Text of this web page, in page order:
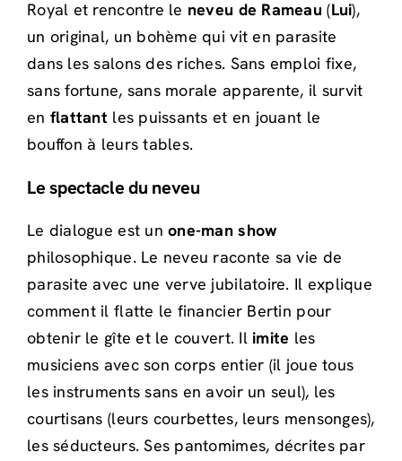
Royal et rencontre le neveu de Rameau (Lui),
un original, un bohème qui vit en parasite
dans les salons des riches. Sans emploi fixe,
sans fortune, sans morale apparente, il survit
en flattant les puissants et en jouant le
bouffon à leurs tables.
Le spectacle du neveu
Le dialogue est unone-man show
philosophique. Le neveu raconte sa vie de
parasite avec une verve jubilatoire. Il explique
comment il flatte le financier Bertin pour
obtenir le gîte et le couvert. Il imite les
musiciens avec son corps entier (il joue tous
les instruments sans en avoir un seul), les
courtisans (leurs courbettes, leurs mensonges),
les séducteurs. Ses pantomimes, décrites par